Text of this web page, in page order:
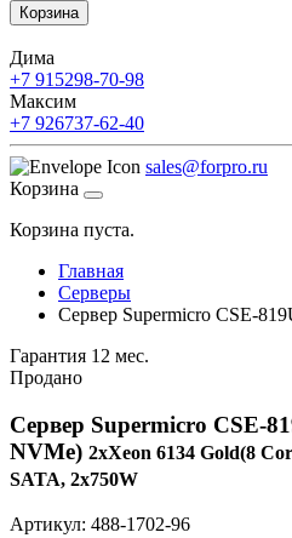
Корзина
Дима
+7 915298-70-98
Максим
+7 926737-62-40
sales@forpro.ru
Корзина
Корзина пуста.
Главная
Серверы
Сервер Supermicro CSE-
Гарантия 12 мес.
Продано
Сервер Supermicro CSE-
NVMe) 2xXeon 6134 Gold(8
SATA, 2x750W
Артикул: 488-1702-96